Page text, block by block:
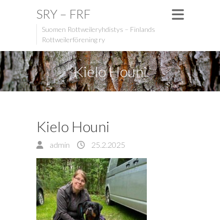
SRY – FRF
Suomen Rottweileryhdistys – Finlands
Rottweilerförening ry
Kielo Houni
Kielo Houni
admin 25.2.2025